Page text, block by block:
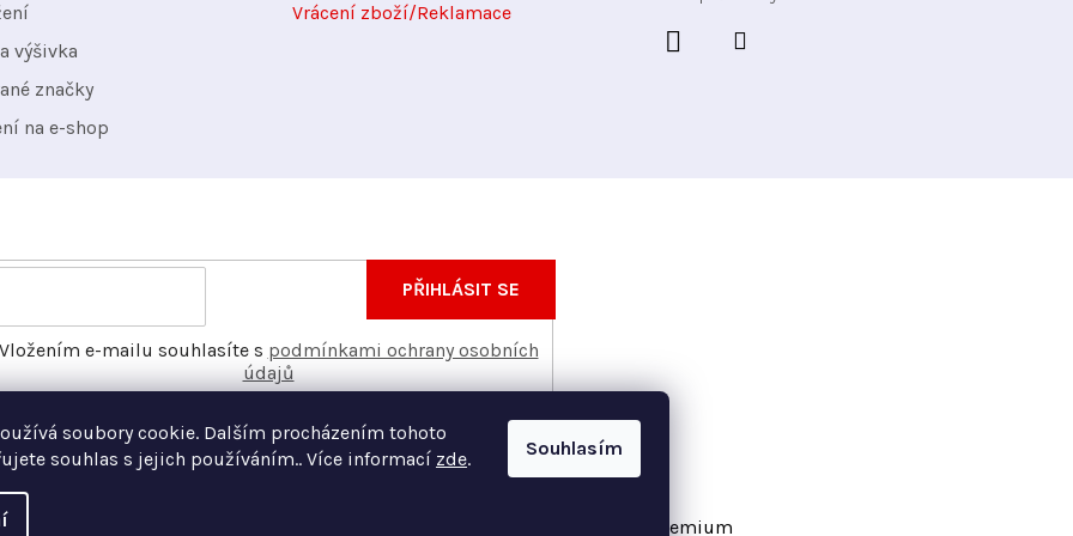
soubory cookie. Dalším procházením tohoto
souhlas s jejich používáním.. Více informací zde. Souhlasím
výšivka
značky
na e-shop
Vrácení zboží/Reklamace
o nových produktech na našem e-shopu.
Vložením e-mailu souhlasíte s podmínkami ochrany osobních
údajů
PŘIHLÁSIT SE
Vytvořil Shoptet Premium